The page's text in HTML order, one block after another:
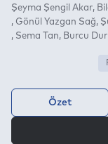
Şeyma Şengil Akar
Gönül Yazgan Sağ
Sema Tan
Burcu
Özet